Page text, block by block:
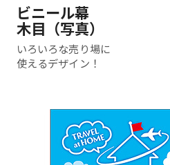
ビニール幕
木目（写真）
いろいろな売り場に
使えるデザイン！